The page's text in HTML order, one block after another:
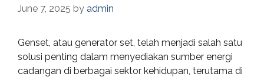
June 7, 2025 by admin
Genset, atau generator set, telah menjadi salah satu
solusi penting dalam menyediakan sumber energi
cadangan di berbagai sektor kehidupan, terutama di